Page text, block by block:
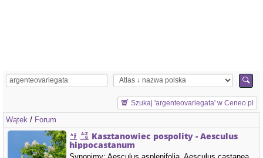
Szukaj 'argenteovariegata' w Ceneo.pl
Wątek / Forum
Kasztanowiec pospolity - Aesculus
hippocastanum